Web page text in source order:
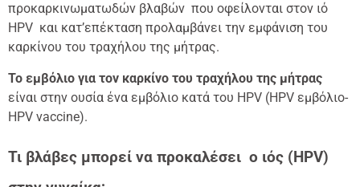
προκαρκινωματωδών βλαβών που οφείλονται στον ιό
HPV και κατ’επέκταση προλαμβάνει την εμφάνιση του
καρκίνου του τραχήλου της μήτρας.
Το εμβόλιο για τον καρκίνο του τραχήλου της μήτρας
είναι στην ουσία ένα εμβόλιο κατά του HPV (HPV εμβόλιο-
HPV vaccine).
Τι βλάβες μπορεί να προκαλέσει ο ιός ( HPV)